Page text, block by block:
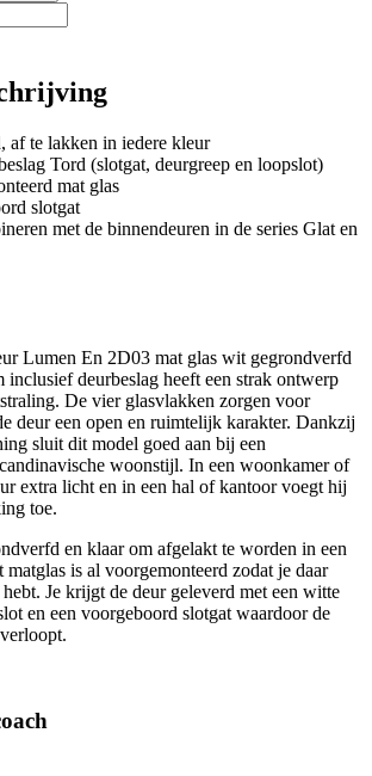
af te lakken in iedere kleur
Tord (slotgat, deurgreep en loopslot)
mat glas
slotgat
met de binnendeuren in de series Glat en
Lumen En 2D03 mat glas wit gegrondverfd
inclusief deurbeslag heeft een strak ontwerp
De vier glasvlakken zorgen voor
deur een open en ruimtelijk karakter. Dankzij
sluit dit model goed aan bij een
woonstijl. In een woonkamer of
extra licht en in een hal of kantoor voegt hij
toe.
en klaar om afgelakt te worden in een
is al voorgemonteerd zodat je daar
Je krijgt de deur geleverd met een witte
en een voorgeboord slotgat waardoor de